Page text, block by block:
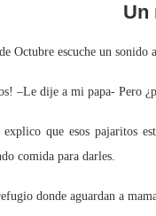
Un
Octubre escuche un sonido
–Le dije a mi papa- Pero
que esos pajaritos
comida para darles.
donde aguardan a